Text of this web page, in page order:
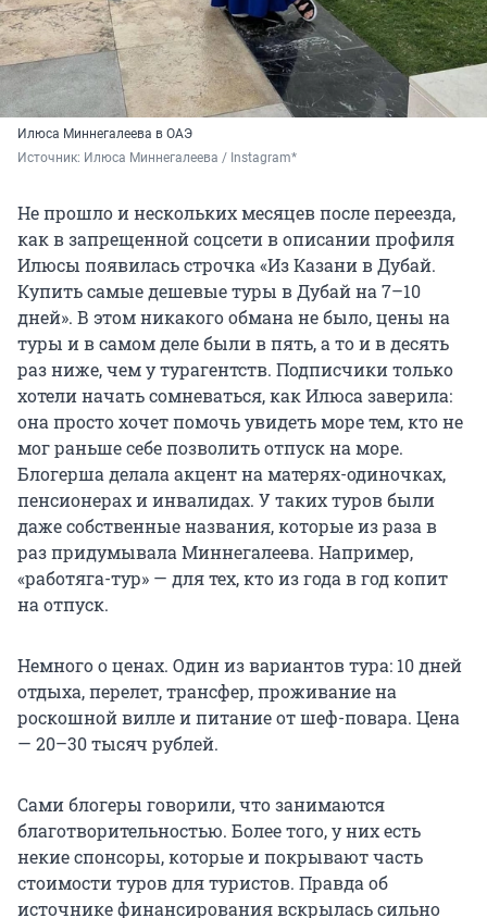
Илюса Миннегалеева в ОАЭ
Источник: Илюса Миннегалеева / Instagram*
Не прошло и нескольких месяцев после переезда,
как в запрещенной соцсети в описании профиля
Илюсы появилась строчка «Из Казани в Дубай.
Купить самые дешевые туры в Дубай на 7–10
дней». В этом никакого обмана не было, цены на
туры и в самом деле были в пять, а то и в десять
раз ниже, чем у турагентств. Подписчики только
хотели начать сомневаться, как Илюса заверила:
она просто хочет помочь увидеть море тем, кто не
мог раньше себе позволить отпуск на море.
Блогерша делала акцент на матерях-одиночках,
пенсионерах и инвалидах. У таких туров были
даже собственные названия, которые из раза в
раз придумывала Миннегалеева. Например,
«работяга-тур» — для тех, кто из года в год копит
на отпуск.
Немного о ценах. Один из вариантов тура: 10 дней
отдыха, перелет, трансфер, проживание на
роскошной вилле и питание от шеф-повара. Цена
— 20–30 тысяч рублей.
Сами блогеры говорили, что занимаются
благотворительностью. Более того, у них есть
некие спонсоры, которые и покрывают часть
стоимости туров для туристов. Правда об
источнике финансирования вскрылась сильно